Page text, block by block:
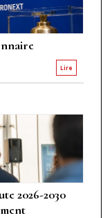
Lire
2026-2030